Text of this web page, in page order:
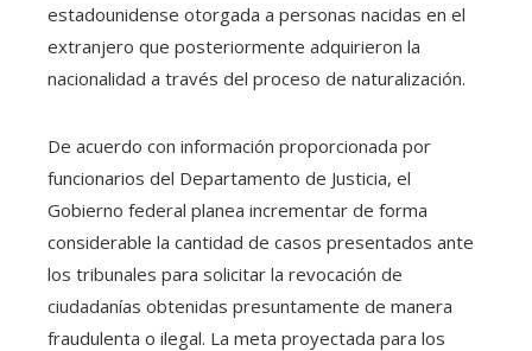
estadounidense otorgada a personas nacidas en el
extranjero que posteriormente adquirieron la
nacionalidad a través del proceso de naturalización.
De acuerdo con información proporcionada por
funcionarios del Departamento de Justicia, el
Gobierno federal planea incrementar de forma
considerable la cantidad de casos presentados ante
los tribunales para solicitar la revocación de
ciudadanías obtenidas presuntamente de manera
fraudulenta o ilegal. La meta proyectada para los